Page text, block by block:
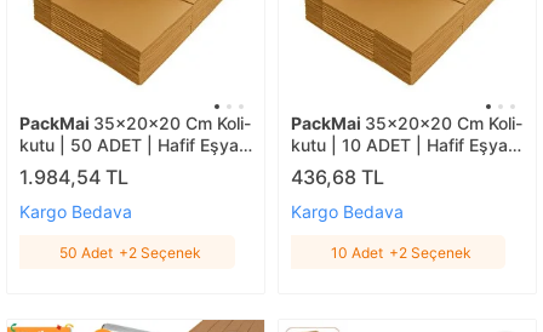
PackMai 35x20x20 Cm Koli-
kutu | 50 ADET | Hafif Eşya
Kolisi Tek Oluklu 3mm Karton
Kutu 50 Adet
1.984,54 TL
Kargo Bedava
50 Adet +2 Seçenek
PackMai 35x20x20 Cm Koli-
kutu | 10 ADET | Hafif Eşya
Kolisi Tek Oluklu 3mm Karton
Kutu 10 Adet
436,68 TL
Kargo Bedava
10 Adet +2 Seçenek